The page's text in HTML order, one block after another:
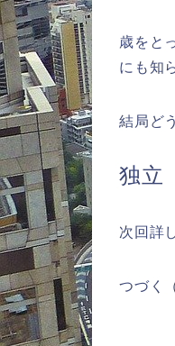
歳をと
にも知
結局ど
独立
次回詳
つづく